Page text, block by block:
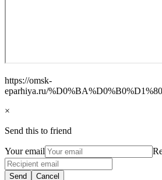
https://omsk-
eparhiya.ru/
×
Send this to friend
Your email
Send Cancel